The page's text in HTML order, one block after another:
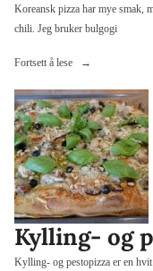
Koreansk pizza har mye smak,
chili. Jeg bruker bulgogi
Fortsett å lese
«Koreansk
Kylling- og
Kylling- og pestopizza er en